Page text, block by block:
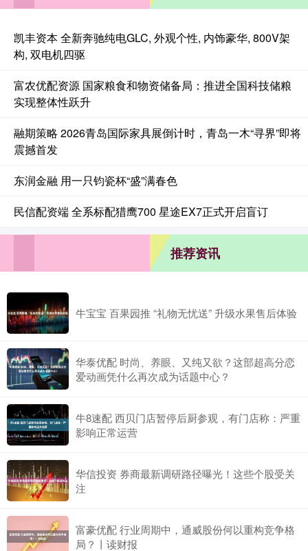
凯丰资本 全新奔驰纯电GLC, 外观个性, 内饰豪华, 800V架
构, 双电机四驱
富农优配资源 国家粮食和物资储备局：推进全国科技储粮
实现整体性跃升
融期策略 2026青岛国际家具展倒计时，青岛一木“寻界”即将
震撼首发
东润金融 用一只钧瓷杯“盛”满春色
民信配资端 全系标配猎鹰700 星途EX7正式开启盲订
推荐资讯
牛宝宝 百果园推 “礼物无忧送” 升级水果售后体验
华泰优配 时尚、养眼、又纯又欲？这部超高分恋
爱动画凭什么再次成为话题中心？
牛8速配 西贝门店暂停后厨参观，有门店称：严重
影响正常运营
华信投资 券商最新调研路径曝光！这些个股受关
注
富豪优配 行业周期中，通威股份何以重构竞争格
局？丨读财报